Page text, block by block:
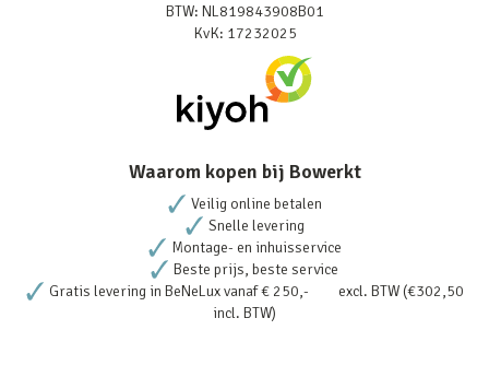
BTW: NL819843908B01
KvK: 17232025
Waarom kopen bij Bowerkt
Veilig online betalen
Snelle levering
Montage- en inhuisservice
Beste prijs, beste service
Gratis levering in BeNeLux vanaf € 250,- excl. BTW (€302,50
incl. BTW)